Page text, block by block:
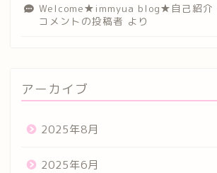
Welcome★immyua blog★自己紹介
コメントの投稿者 より
アーカイブ
2025年8月
2025年6月